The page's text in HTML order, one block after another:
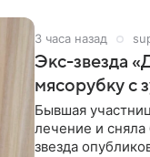
3 часа назад
Экс-звезда
мясорубку с
Бывшая
лечение и
звезда